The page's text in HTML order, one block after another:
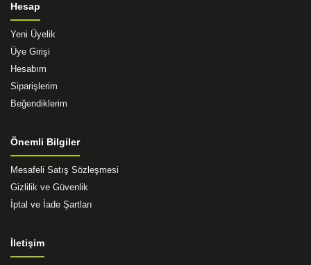
Hesap
Yeni Üyelik
Üye Girişi
Hesabım
Siparişlerim
Beğendiklerim
Önemli Bilgiler
Mesafeli Satış Sözleşmesi
Gizlilik ve Güvenlik
İptal ve İade Şartları
İletişim